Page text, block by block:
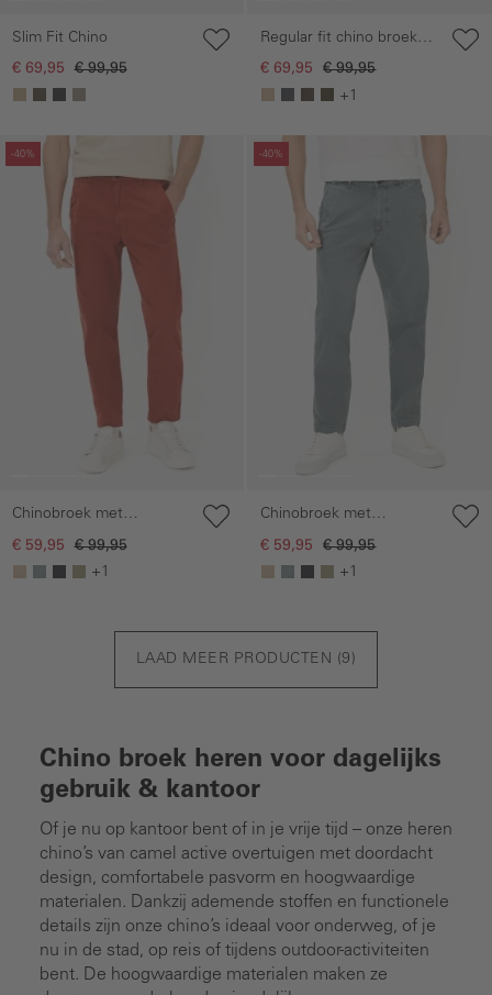
Slim Fit Chino
€ 69,95 € 99,95
Regular fit chino broek
van corduroy
€ 69,95
€ 99,95
+1
-40%
overslaan
Chinobroek met
elastische tailleband
€ 59,95
€ 99,95
+1
-40%
Galerie overslaan
Chinobroek met
elastische tailleband
€ 59,95
€ 99,95
+1
LAAD MEER PRODUCTEN (9 )
Chino broek heren voor dagelijks
gebruik & kantoor
Of je nu op kantoor bent of in je vrije tijd – onze heren
chino’s van camel active overtuigen met doordacht
design, comfortabele pasvorm en hoogwaardige
materialen. Dankzij ademende stoffen en functionele
details zijn onze chino’s ideaal voor onderweg, of je
nu in de stad, op reis of tijdens outdoor-activiteiten
bent. De hoogwaardige materialen maken ze